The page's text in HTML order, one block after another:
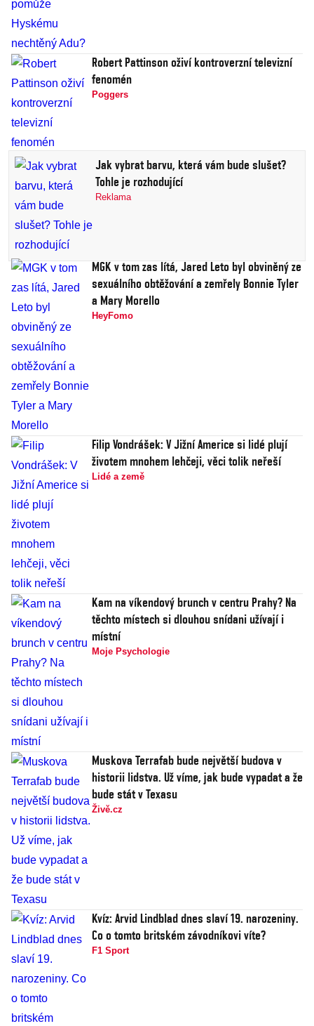
Robert Pattinson oživí kontroverzní televizní
fenomén
Poggers
Jak vybrat barvu, která vám bude slušet?
Tohle je rozhodující
Reklama
MGK v tom zas lítá, Jared Leto byl obviněný ze
sexuálního obtěžování a zemřely Bonnie Tyler
a Mary Morello
HeyFomo
Filip Vondrášek: V Jižní Americe si lidé plují
životem mnohem lehčeji, věci tolik neřeší
Lidé a země
Kam na víkendový brunch v centru Prahy? Na
těchto místech si dlouhou snídani užívají i
místní
Moje Psychologie
Muskova Terrafab bude největší budova v
historii lidstva. Už víme, jak bude vypadat a že
bude stát v Texasu
Živě.cz
Kvíz: Arvid Lindblad dnes slaví 19. narozeniny.
Co o tomto britském závodníkovi víte?
F1 Sport